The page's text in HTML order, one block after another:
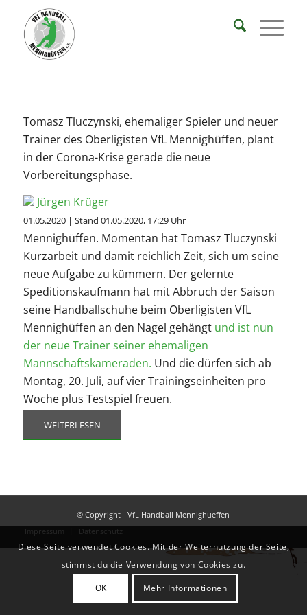
Tomasz Tluczynski, ehemaliger Spieler und neuer
Trainer des Oberligisten VfL Mennighüffen, plant
in der Corona-Krise gerade die neue
Vorbereitungsphase.
Jürgen Krüger
01.05.2020 | Stand 01.05.2020, 17:29 Uhr
Mennighüffen. Momentan hat Tomasz Tluczynski
Kurzarbeit und damit reichlich Zeit, sich um seine
neue Aufgabe zu kümmern. Der gelernte
Speditionskaufmann hat mit Abbruch der Saison
seine Handballschuhe beim Oberligisten VfL
Mennighüffen an den Nagel gehängt und ist nun
der neue Trainer seiner ehemaligen
Mannschaftskameraden. Und die dürfen sich ab
Montag, 20. Juli, auf vier Trainingseinheiten pro
Woche plus Testspiel freuen.
WEITERLESEN
© Copyright - VfL Handball Mennighueffen
Impressum
Datenschutz
Diese Seite verwendet Cookies. Mit der Weiternutzung der Seite,
stimmst du die Verwendung von Cookies zu.
OK Mehr Informationen